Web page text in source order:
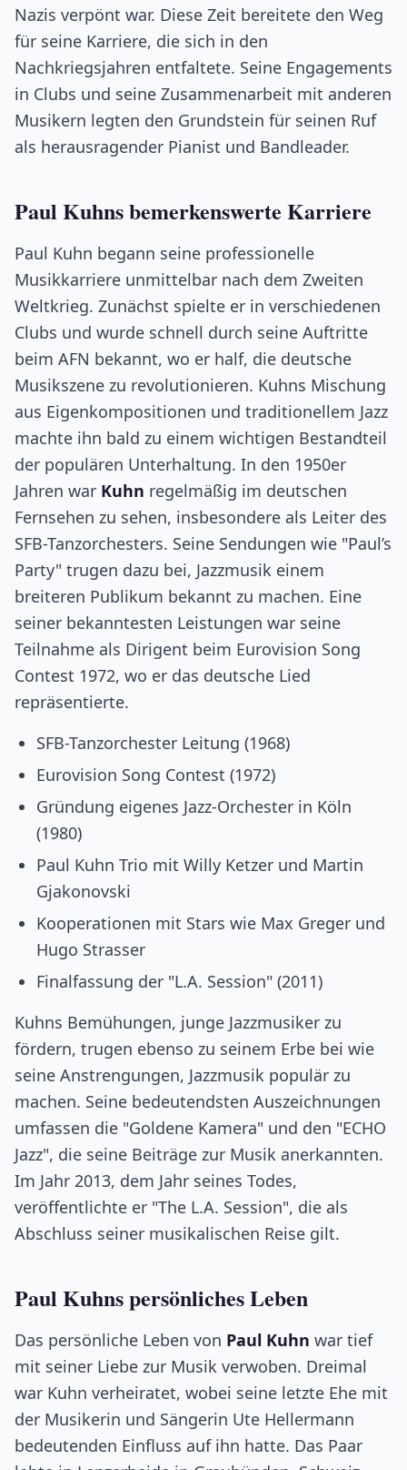
Nazis verpönt war. Diese Zeit bereitete den Weg
für seine Karriere, die sich in den
Nachkriegsjahren entfaltete. Seine Engagements
in Clubs und seine Zusammenarbeit mit anderen
Musikern legten den Grundstein für seinen Ruf
als herausragender Pianist und Bandleader.
Paul Kuhns bemerkenswerte Karriere
Paul Kuhn begann seine professionelle
Musikkarriere unmittelbar nach dem Zweiten
Weltkrieg. Zunächst spielte er in verschiedenen
Clubs und wurde schnell durch seine Auftritte
beim AFN bekannt, wo er half, die deutsche
Musikszene zu revolutionieren. Kuhns Mischung
aus Eigenkompositionen und traditionellem Jazz
machte ihn bald zu einem wichtigen Bestandteil
der populären Unterhaltung. In den 1950er
Jahren war Kuhn regelmäßig im deutschen
Fernsehen zu sehen, insbesondere als Leiter des
SFB-Tanzorchesters. Seine Sendungen wie "Paul’s
Party" trugen dazu bei, Jazzmusik einem
breiteren Publikum bekannt zu machen. Eine
seiner bekanntesten Leistungen war seine
Teilnahme als Dirigent beim Eurovision Song
Contest 1972, wo er das deutsche Lied
repräsentierte.
SFB-Tanzorchester Leitung (1968)
Eurovision Song Contest (1972)
Gründung eigenes Jazz-Orchester in Köln
(1980)
Paul Kuhn Trio mit Willy Ketzer und Martin
Gjakonovski
Kooperationen mit Stars wie Max Greger und
Hugo Strasser
Finalfassung der "L.A. Session" (2011)
Kuhns Bemühungen, junge Jazzmusiker zu
fördern, trugen ebenso zu seinem Erbe bei wie
seine Anstrengungen, Jazzmusik populär zu
machen. Seine bedeutendsten Auszeichnungen
umfassen die "Goldene Kamera" und den "ECHO
Jazz", die seine Beiträge zur Musik anerkannten.
Im Jahr 2013, dem Jahr seines Todes,
veröffentlichte er "The L.A. Session", die als
Abschluss seiner musikalischen Reise gilt.
Paul Kuhns persönliches Leben
Das persönliche Leben von Paul Kuhn war tief
mit seiner Liebe zur Musik verwoben. Dreimal
war Kuhn verheiratet, wobei seine letzte Ehe mit
der Musikerin und Sängerin Ute Hellermann
bedeutenden Einfluss auf ihn hatte. Das Paar